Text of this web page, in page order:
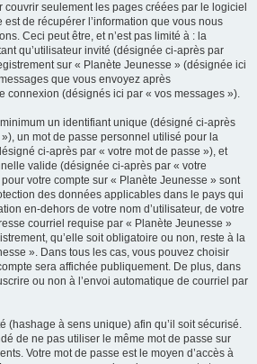
seulement les pages créées par le logiciel
de récupérer l’information que vous nous
Ceci peut être, et n’est pas limité à : la
qu’utilisateur invité (désignée ci-après par
sur « Planète Jeunesse » (désignée ici
que vous envoyez après
connexion (désignés ici par « vos messages »).
un identifiant unique (désigné ci-après
un mot de passe personnel utilisé pour la
ci-après par « votre mot de passe »), et
valide (désignée ci-après par « votre
votre compte sur « Planète Jeunesse » sont
des données applicables dans le pays qui
en-dehors de votre nom d’utilisateur, de votre
courriel requise par « Planète Jeunesse »
qu’elle soit obligatoire ou non, reste à la
». Dans tous les cas, vous pouvez choisir
sera affichée publiquement. De plus, dans
ou non à l’envoi automatique de courriel par
(hashage à sens unique) afin qu’il soit sécurisé.
de ne pas utiliser le même mot de passe sur
Votre mot de passe est le moyen d’accès à